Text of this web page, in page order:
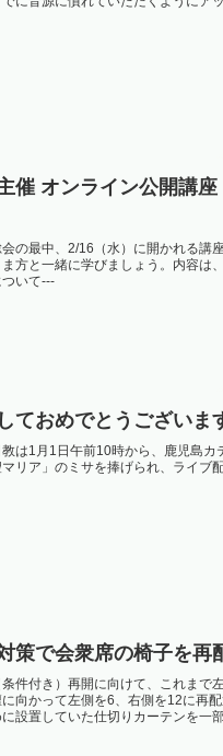
催 オンライン公開講
の最中、2/16（水）に開かれる講
方と一緒に学びましょう。内容は
いて---
ておめでとうございま
は1月1日午前10時から、鹿児島カ
マリア」のミサを捧げられ、ライブ
策で会衆席の椅子を再
件付き）再開に向けて、これまで
向かって左側を6、右側を12に再
設置していた仕切りカーテンを一